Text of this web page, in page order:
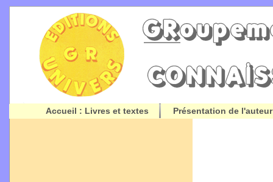
Accueil : Livres et textes Présentation de l'auteur